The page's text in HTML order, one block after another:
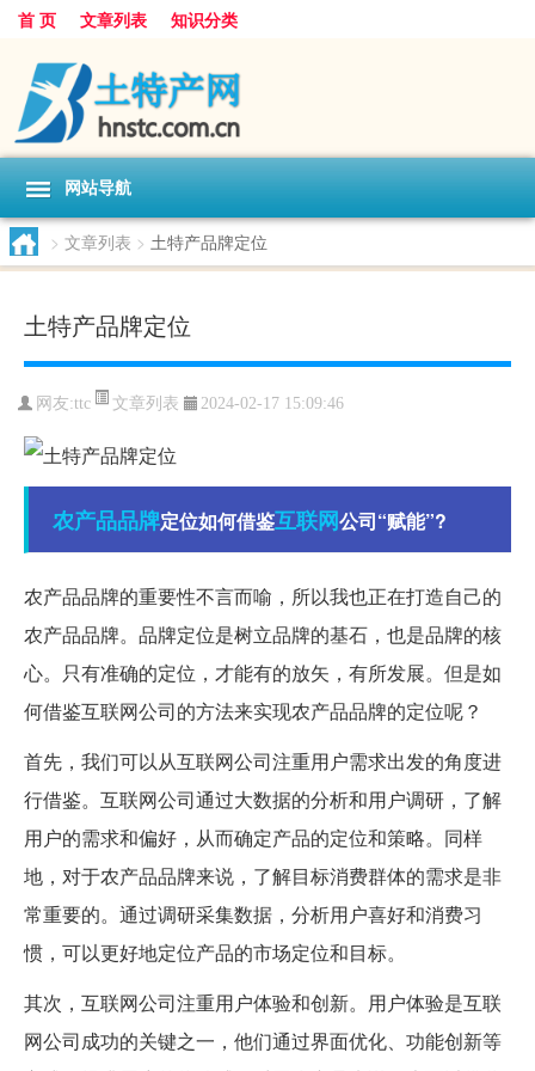
首 页 文章列表 知识分类
网站导航
> 文章列表 > 土特产品牌定位
土特产品牌定位
网友:ttc 文章列表 2024-02-17 15:09:46
农产品品牌定位如何借鉴互联网公司“赋能”?
农产品品牌的重要性不言而喻，所以我也正在打造自己的
农产品品牌。品牌定位是树立品牌的基石，也是品牌的核
心。只有准确的定位，才能有的放矢，有所发展。但是如
何借鉴互联网公司的方法来实现农产品品牌的定位呢？
首先，我们可以从互联网公司注重用户需求出发的角度进
行借鉴。互联网公司通过大数据的分析和用户调研，了解
用户的需求和偏好，从而确定产品的定位和策略。同样
地，对于农产品品牌来说，了解目标消费群体的需求是非
常重要的。通过调研采集数据，分析用户喜好和消费习
惯，可以更好地定位产品的市场定位和目标。
其次，互联网公司注重用户体验和创新。用户体验是互联
网公司成功的关键之一，他们通过界面优化、功能创新等